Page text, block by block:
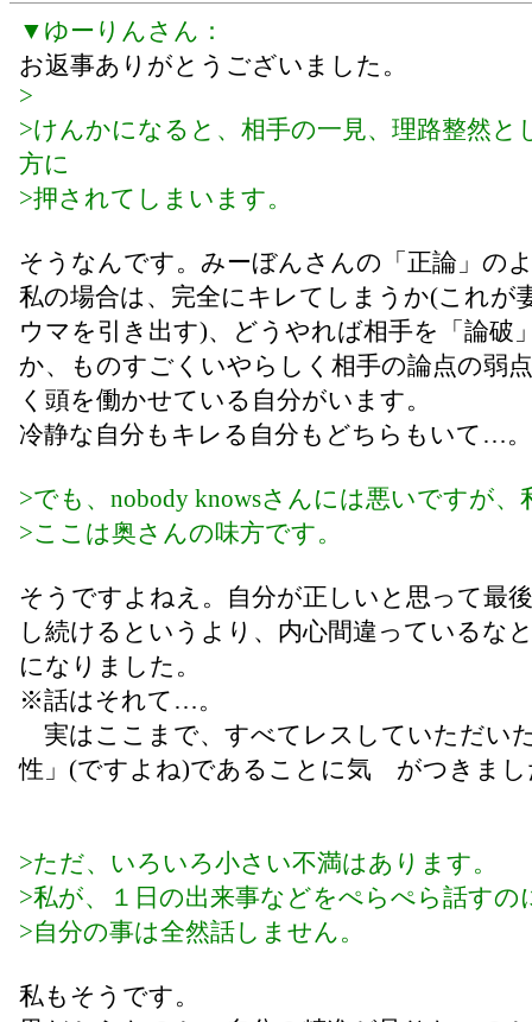
▼ゆーりんさん：
お返事ありがとうございました。
>
>けんかになると、相手の一見、理路整然と
方に
>押されてしまいます。
そうなんです。みーぼんさんの「正論」の
私の場合は、完全にキレてしまうか(これが
ウマを引き出す)、どうやれば相手を「論破
か、ものすごくいやらしく相手の論点の弱
く頭を働かせている自分がいます。
冷静な自分もキレる自分もどちらもいて…。
>でも、nobody knowsさんには悪いですが、
>ここは奥さんの味方です。
そうですよねえ。自分が正しいと思って最
し続けるというより、内心間違っているな
になりました。
※話はそれて…。
実はここまで、すべてレスしていただい
性」(ですよね)であることに気 がつきまし
>ただ、いろいろ小さい不満はあります。
>私が、１日の出来事などをぺらぺら話すの
>自分の事は全然話しません。
私もそうです。